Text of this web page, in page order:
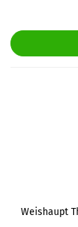
Weishaupt